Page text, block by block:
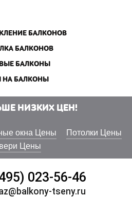
БАЛКОНОВ
БАЛКОНОВ
БАЛКОНЫ
НА БАЛКОНЫ
НИЗКИХ ЦЕН!
окна Цены
Потолки Цены
Цены
023-56-46
tseny.ru